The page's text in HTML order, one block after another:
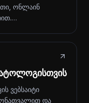
ონლაინ
ვებსაიტი
და